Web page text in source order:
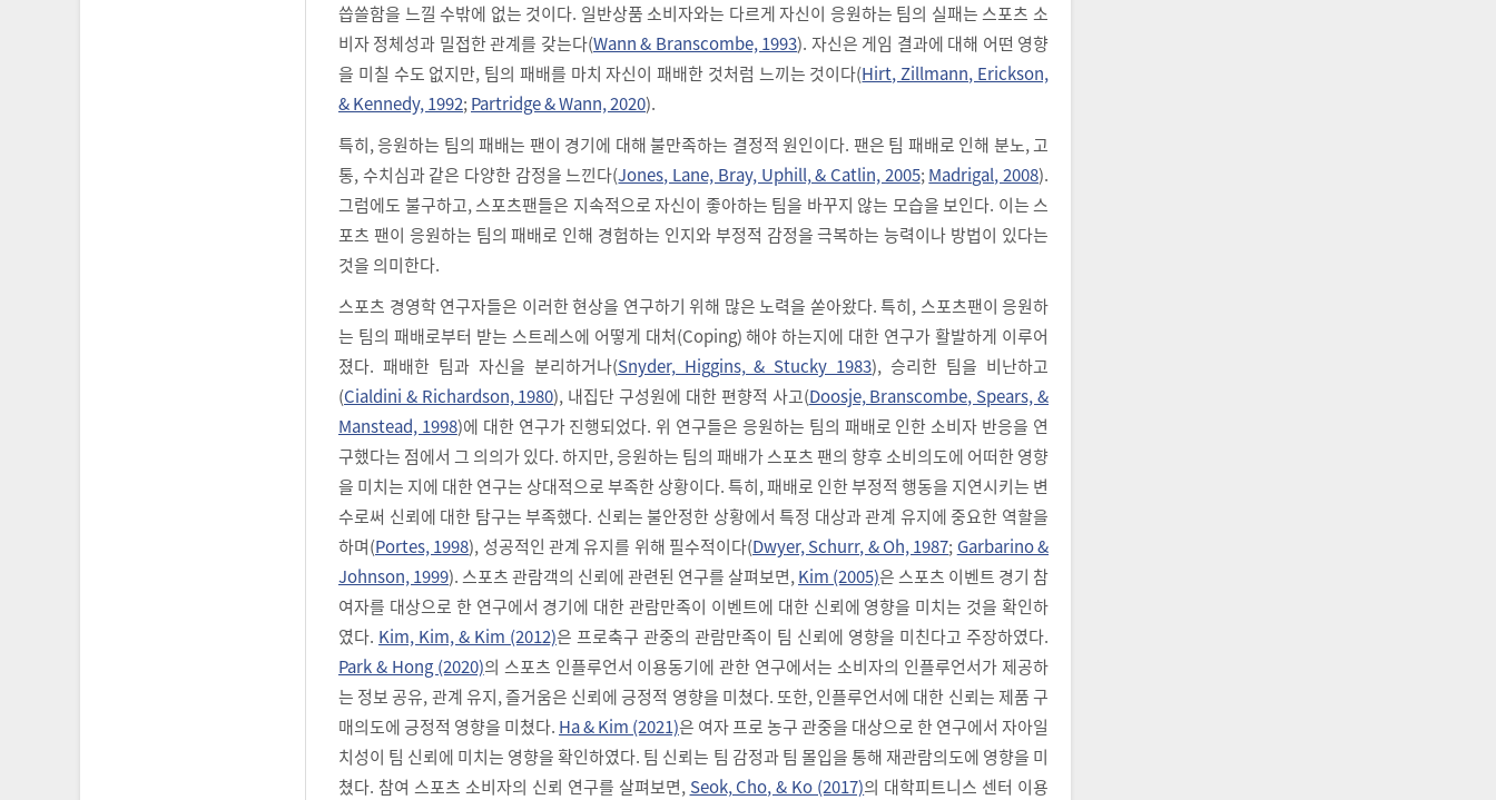
씁쓸함을 느낄 수밖에 없는 것이다. 일반상품 소비자와는 다르게 자신이 응원하는 팀의 실패는 스포츠 소
비자 정체성과 밀접한 관계를 갖는다(Wann & Branscombe, 1993). 자신은 게임 결과에 대해 어떤 영향
을 미칠 수도 없지만, 팀의 패배를 마치 자신이 패배한 것처럼 느끼는 것이다(Hirt, Zillmann, Erickson,
& Kennedy, 1992;Partridge & Wann, 2020).
특히, 응원하는 팀의 패배는 팬이 경기에 대해 불만족하는 결정적 원인이다. 팬은 팀 패배로 인해 분노, 고
통, 수치심과 같은 다양한 감정을 느낀다(Jones, Lane, Bray, Uphill, & Catlin, 2005;Madrigal, 2008).
그럼에도 불구하고, 스포츠팬들은 지속적으로 자신이 좋아하는 팀을 바꾸지 않는 모습을 보인다. 이는 스
포츠 팬이 응원하는 팀의 패배로 인해 경험하는 인지와 부정적 감정을 극복하는 능력이나 방법이 있다는
것을 의미한다.
스포츠 경영학 연구자들은 이러한 현상을 연구하기 위해 많은 노력을 쏟아왔다. 특히, 스포츠팬이 응원하
는 팀의 패배로부터 받는 스트레스에 어떻게 대처(Coping) 해야 하는지에 대한 연구가 활발하게 이루어
졌다. 패배한 팀과 자신을 분리하거나(Snyder, Higgins, & Stucky 1983), 승리한 팀을 비난하고
(Cialdini & Richardson, 1980), 내집단 구성원에 대한 편향적 사고(Doosje, Branscombe, Spears, &
Manstead, 1998)에 대한 연구가 진행되었다. 위 연구들은 응원하는 팀의 패배로 인한 소비자 반응을 연
구했다는 점에서 그 의의가 있다. 하지만, 응원하는 팀의 패배가 스포츠 팬의 향후 소비의도에 어떠한 영향
을 미치는 지에 대한 연구는 상대적으로 부족한 상황이다. 특히, 패배로 인한 부정적 행동을 지연시키는 변
수로써 신뢰에 대한 탐구는 부족했다. 신뢰는 불안정한 상황에서 특정 대상과 관계 유지에 중요한 역할을
하며(Portes, 1998), 성공적인 관계 유지를 위해 필수적이다(Dwyer, Schurr, & Oh, 1987; Garbarino &
Johnson, 1999). 스포츠 관람객의 신뢰에 관련된 연구를 살펴보면,Kim (2005)은 스포츠 이벤트 경기 참
여자를 대상으로 한 연구에서 경기에 대한 관람만족이 이벤트에 대한 신뢰에 영향을 미치는 것을 확인하
였다. Kim, Kim, & Kim (2012)은 프로축구 관중의 관람만족이 팀 신뢰에 영향을 미친다고 주장하였다.
Park & Hong (2020)의 스포츠 인플루언서 이용동기에 관한 연구에서는 소비자의 인플루언서가 제공하
는 정보 공유, 관계 유지, 즐거움은 신뢰에 긍정적 영향을 미쳤다. 또한, 인플루언서에 대한 신뢰는 제품 구
매의도에 긍정적 영향을 미쳤다. Ha & Kim (2021)은 여자 프로 농구 관중을 대상으로 한 연구에서 자아일
치성이 팀 신뢰에 미치는 영향을 확인하였다. 팀 신뢰는 팀 감정과 팀 몰입을 통해 재관람의도에 영향을 미
쳤다. 참여 스포츠 소비자의 신뢰 연구를 살펴보면, Seok, Cho, & Ko (2017)의 대학피트니스 센터 이용